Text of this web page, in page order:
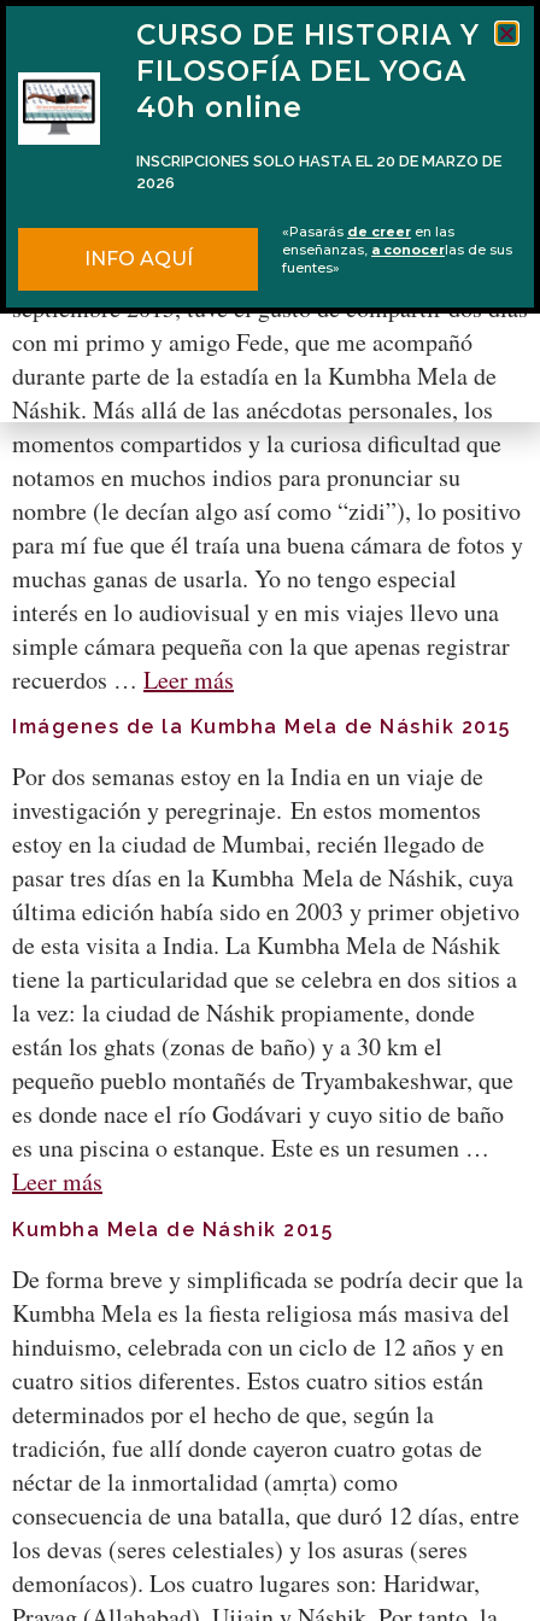
10 instantáneas de mi último viaje a la India
Durante mi último y reciente viaje a la India, en
septiembre 2015, tuve el gusto de compartir dos días
con mi primo y amigo Fede, que me acompañó
durante parte de la estadía en la Kumbha Mela de
Náshik. Más allá de las anécdotas personales, los
momentos compartidos y la curiosa dificultad que
notamos en muchos indios para pronunciar su
nombre (le decían algo así como “zidi”), lo positivo
para mí fue que él traía una buena cámara de fotos y
muchas ganas de usarla. Yo no tengo especial
interés en lo audiovisual y en mis viajes llevo una
simple cámara pequeña con la que apenas registrar
recuerdos … Leer más
Imágenes de la Kumbha Mela de Náshik 2015
Por dos semanas estoy en la India en un viaje de
investigación y peregrinaje. En estos momentos
estoy en la ciudad de Mumbai, recién llegado de
pasar tres días en la Kumbha Mela de Náshik, cuya
última edición había sido en 2003 y primer objetivo
de esta visita a India. La Kumbha Mela de Náshik
tiene la particularidad que se celebra en dos sitios a
la vez: la ciudad de Náshik propiamente, donde
están los ghats (zonas de baño) y a 30 km el
pequeño pueblo montañés de Tryambakeshwar, que
es donde nace el río Godávari y cuyo sitio de baño
es una piscina o estanque. Este es un resumen …
Leer más
Kumbha Mela de Náshik 2015
De forma breve y simplificada se podría decir que la
Kumbha Mela es la fiesta religiosa más masiva del
hinduismo, celebrada con un ciclo de 12 años y en
cuatro sitios diferentes. Estos cuatro sitios están
determinados por el hecho de que, según la
tradición, fue allí donde cayeron cuatro gotas de
néctar de la inmortalidad (amṛta) como
consecuencia de una batalla, que duró 12 días, entre
los devas (seres celestiales) y los asuras (seres
demoníacos). Los cuatro lugares son: Haridwar,
CURSO DE HISTORIA Y
FILOSOFÍA DEL YOGA
40h online
INSCRIPCIONES SOLO HASTA EL 20 DE MARZO DE
2026
INFO AQUÍ
«Pasarás de creer en las
enseñanzas, a conocerlas de sus
fuentes»